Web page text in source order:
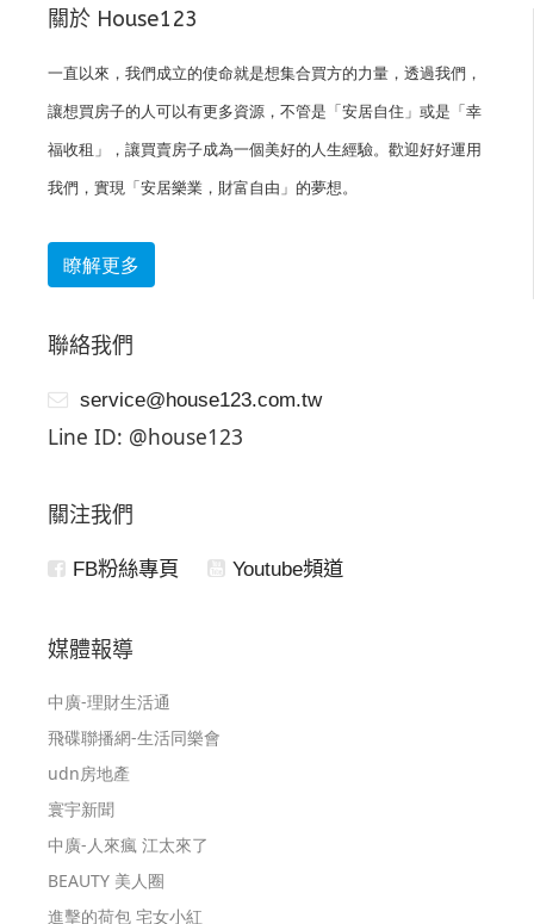
關於 House123
一直以來，我們成立的使命就是想集合買方的力量，透過我們，
讓想買房子的人可以有更多資源，不管是「安居自住」或是「幸
福收租」，讓買賣房子成為一個美好的人生經驗。歡迎好好運用
我們，實現「安居樂業，財富自由」的夢想。
瞭解更多
聯絡我們
service@house123.com.tw
Line ID: @house123
關注我們
FB粉絲專頁 Youtube頻道
媒體報導
中廣-理財生活通
飛碟聯播網-生活同樂會
udn房地產
寰宇新聞
中廣-人來瘋 江太來了
BEAUTY 美人圈
進擊的荷包 宅女小紅